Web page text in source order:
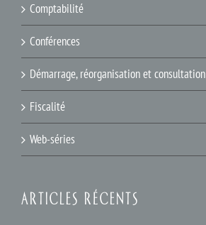
Comptabilité
Conférences
Démarrage, réorganisation et consultation
Fiscalité
Web-séries
ARTICLES RÉCENTS